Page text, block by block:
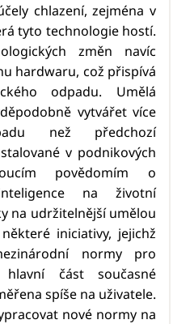
chlazení, zejména v
tyto technologie hostí.
změn navíc
hardwaru, což přispívá
odpadu. Umělá
vytvářet více
než předchozí
v podnikových
povědomím o
na životní
na udržitelnější umělou
iniciativy, jejichž
normy pro
část současné
spíše na uživatele.
nové normy na